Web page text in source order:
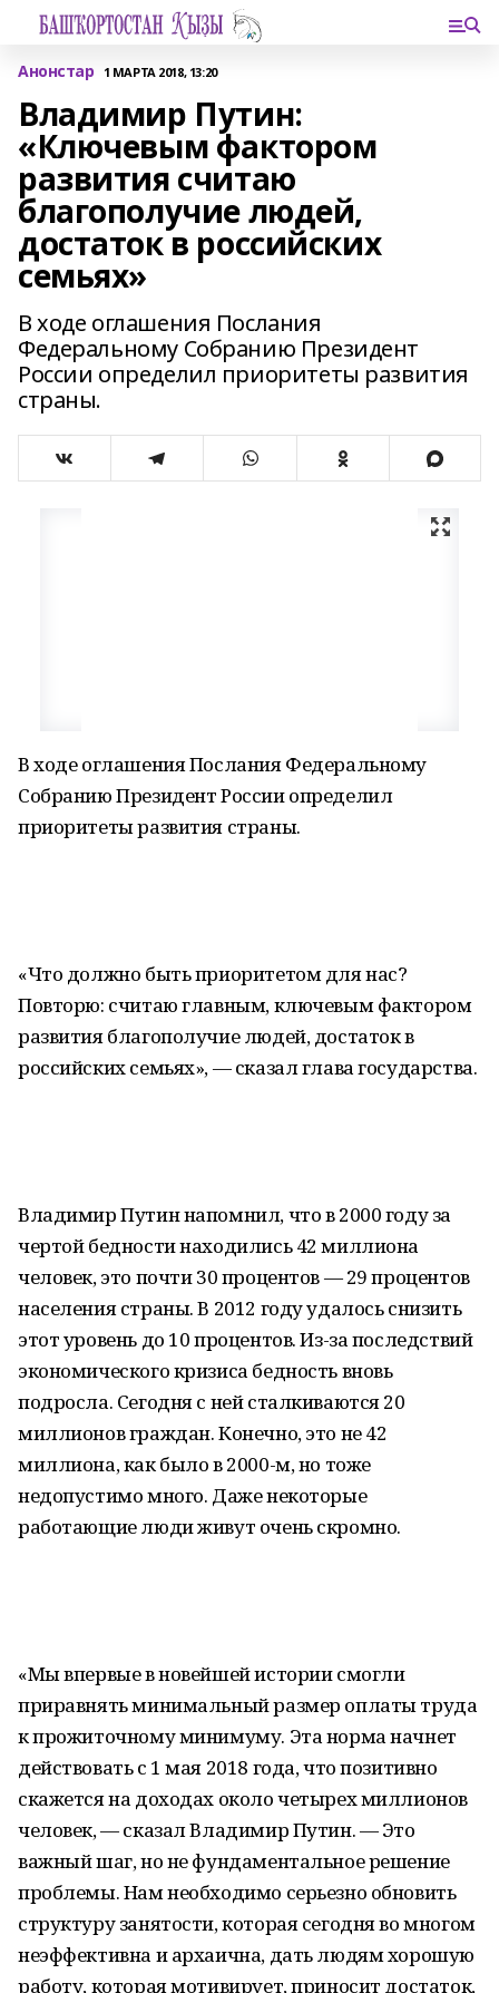
Анонстар 1 МАРТА 2018, 13:20
Владимир Путин:
«Ключевым фактором
развития считаю
благополучие людей,
достаток в российских
семьях»
В ходе оглашения Послания
Федеральному Собранию Президент
России определил приоритеты развития
страны.
В ходе оглашения Послания Федеральному
Собранию Президент России определил
приоритеты развития страны.
«Что должно быть приоритетом для нас?
Повторю: считаю главным, ключевым фактором
развития благополучие людей, достаток в
российских семьях», — сказал глава государства.
Владимир Путин напомнил, что в 2000 году за
чертой бедности находились 42 миллиона
человек, это почти 30 процентов — 29 процентов
населения страны. В 2012 году удалось снизить
этот уровень до 10 процентов. Из-за последствий
экономического кризиса бедность вновь
подросла. Сегодня с ней сталкиваются 20
миллионов граждан. Конечно, это не 42
миллиона, как было в 2000-м, но тоже
недопустимо много. Даже некоторые
работающие люди живут очень скромно.
«Мы впервые в новейшей истории смогли
приравнять минимальный размер оплаты труда
к прожиточному минимуму. Эта норма начнет
действовать с 1 мая 2018 года, что позитивно
скажется на доходах около четырех миллионов
человек, — сказал Владимир Путин. — Это
важный шаг, но не фундаментальное решение
проблемы. Нам необходимо серьезно обновить
структуру занятости, которая сегодня во многом
неэффективна и архаична, дать людям хорошую
работу, которая мотивирует, приносит достаток,